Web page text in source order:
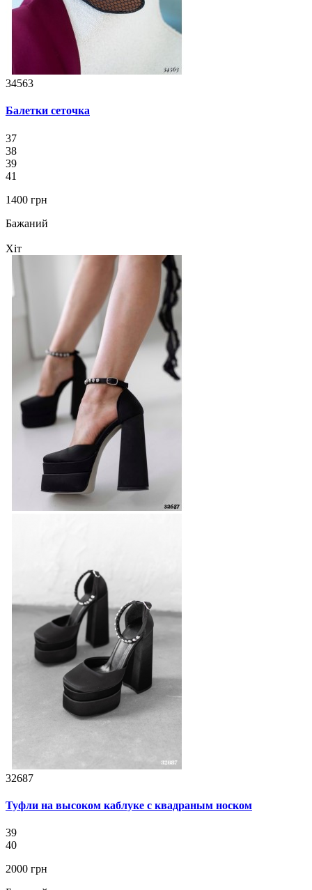
34563
Балетки сеточка
37
38
39
41
1400 грн
Бажаний
Хіт
32687
Туфли на высоком каблуке с квадраным носком
39
40
2000 грн